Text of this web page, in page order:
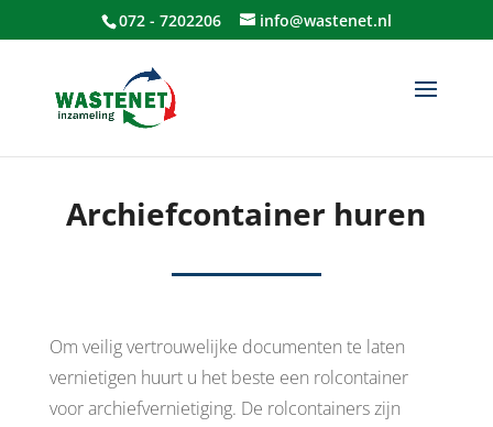
072 - 7202206 info@wastenet.nl
Archiefcontainer huren
Om veilig vertrouwelijke documenten te laten
vernietigen huurt u het beste een rolcontainer
voor archiefvernietiging. De rolcontainers zijn